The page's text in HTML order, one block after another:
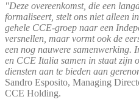
"Deze overeenkomst, die een
formaliseert, stelt ons niet alleen
gehele CCE-groep naar een
versnellen, maar vormt ook de
een nog nauwere samenwerking.
en CCE Italia samen in staat zijn
diensten aan te bieden aan
Sandro Esposito, Managing
CCE Holding.